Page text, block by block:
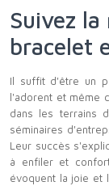
Suivez
bracelet
Il suffit d'être un
l'adorent et même
dans les terrains
séminaires
Leur succès
à enfiler et
évoquent la joie et